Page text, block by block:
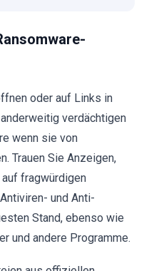
oder auf Links in
verdächtigen
wenn sie von
Trauen Sie Anzeigen,
fragwürdigen
und Anti-
Stand, ebenso wie
und andere Programme.